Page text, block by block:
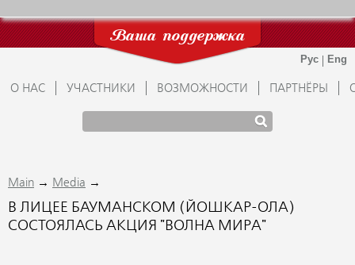
Ваша поддержка
О НАС УЧАСТНИКИ ВОЗМОЖНОСТИ ПАРТНЁРЫ
Main → Media →
В ЛИЦЕЕ БАУМАНСКОМ (ЙОШКАР-ОЛА)
СОСТОЯЛАСЬ АКЦИЯ "ВОЛНА МИРА"